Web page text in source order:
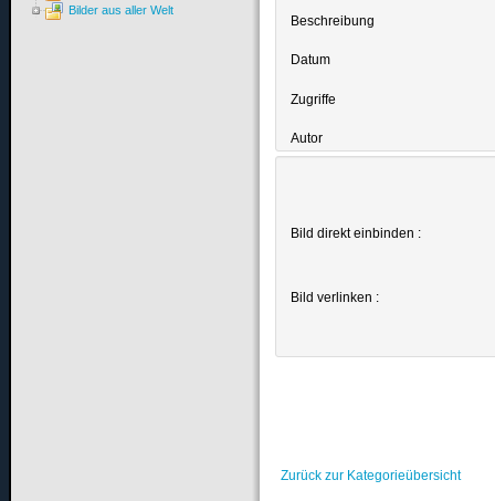
Beschreibung
Datum
Zugriffe
Autor
Bild direkt einbinden :
Bild verlinken :
Zurück zur Kategorieübersicht
Bilder aus aller Welt